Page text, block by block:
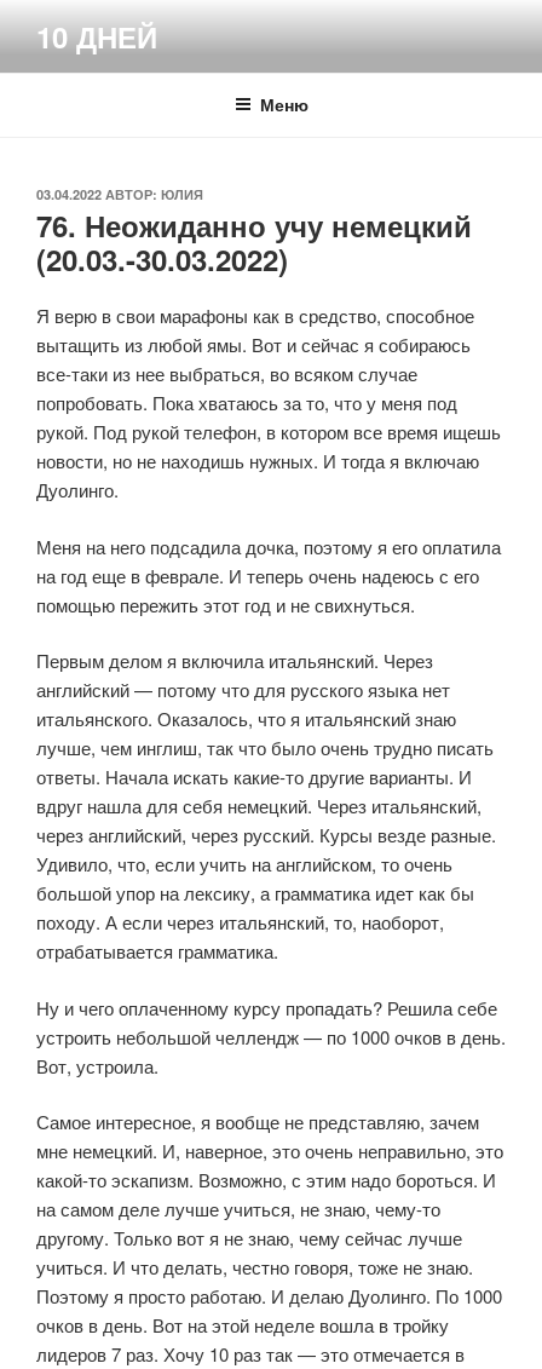
содержимому
10 ДНЕЙ
Меню
ОПУБЛИКОВАНО
03.04.2022 АВТОР: ЮЛИЯ
76. Неожиданно учу немецкий
(20.03.-30.03.2022)
Я верю в свои марафоны как в средство, способное
вытащить из любой ямы. Вот и сейчас я собираюсь
все-таки из нее выбраться, во всяком случае
попробовать. Пока хватаюсь за то, что у меня под
рукой. Под рукой телефон, в котором все время ищешь
новости, но не находишь нужных. И тогда я включаю
Дуолинго.
Меня на него подсадила дочка, поэтому я его оплатила
на год еще в феврале. И теперь очень надеюсь с его
помощью пережить этот год и не свихнуться.
Первым делом я включила итальянский. Через
английский — потому что для русского языка нет
итальянского. Оказалось, что я итальянский знаю
лучше, чем инглиш, так что было очень трудно писать
ответы. Начала искать какие-то другие варианты. И
вдруг нашла для себя немецкий. Через итальянский,
через английский, через русский. Курсы везде разные.
Удивило, что, если учить на английском, то очень
большой упор на лексику, а грамматика идет как бы
походу. А если через итальянский, то, наоборот,
отрабатывается грамматика.
Ну и чего оплаченному курсу пропадать? Решила себе
устроить небольшой челлендж — по 1000 очков в день.
Вот, устроила.
Самое интересное, я вообще не представляю, зачем
мне немецкий. И, наверное, это очень неправильно, это
какой-то эскапизм. Возможно, с этим надо бороться. И
на самом деле лучше учиться, не знаю, чему-то
другому. Только вот я не знаю, чему сейчас лучше
учиться. И что делать, честно говоря, тоже не знаю.
Поэтому я просто работаю. И делаю Дуолинго. По 1000
очков в день. Вот на этой неделе вошла в тройку
лидеров 7 раз. Хочу 10 раз так — это отмечается в